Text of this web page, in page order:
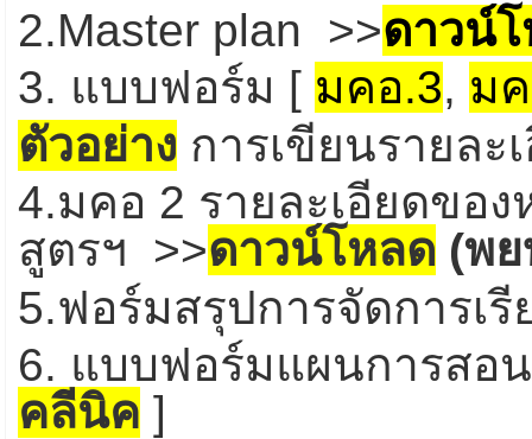
2.Master plan >>ดาวน์
3. แบบฟอร์ม [ มคอ.3, ม
ตัวอย่าง การเขียนรายละ
4.มคอ 2 รายละเอียดของ
สูตรฯ >>ดาวน์โหลด (พย
5.ฟอร์มสรุปการจัดการเ
6. แบบฟอร์มแผนการสอ
คลีนิค ]